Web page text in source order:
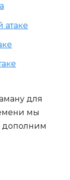
атаке
для
мы
дополним